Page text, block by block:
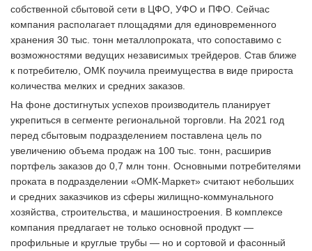
собственной сбытовой сети в ЦФО, УФО и ПФО. Сейчас
компания располагает площадями для единовременного
хранения 30 тыс. тонн металлопроката, что сопоставимо с
возможностями ведущих независимых трейдеров. Став ближе
к потребителю, ОМК поучила преимущества в виде прироста
количества мелких и средних заказов.
На фоне достигнутых успехов производитель планирует
укрепиться в сегменте региональной торговли. На 2021 год
перед сбытовым подразделением поставлена цель по
увеличению объема продаж на 100 тыс. тонн, расширив
портфель заказов до 0,7 млн тонн. Основными потребителями
проката в подразделении «ОМК-Маркет» считают небольших
и средних заказчиков из сферы жилищно-коммунального
хозяйства, строительства, и машиностроения. В комплексе
компания предлагает не только основной продукт —
профильные и круглые трубы — но и сортовой и фасонный